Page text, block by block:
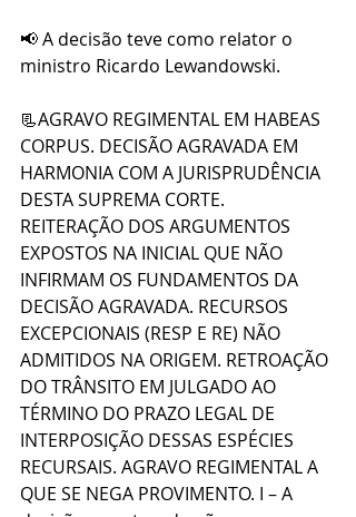
📢 A decisão teve como relator o
ministro Ricardo Lewandowski.
📃AGRAVO REGIMENTAL EM HABEAS
CORPUS. DECISÃO AGRAVADA EM
HARMONIA COM A JURISPRUDÊNCIA
DESTA SUPREMA CORTE.
REITERAÇÃO DOS ARGUMENTOS
EXPOSTOS NA INICIAL QUE NÃO
INFIRMAM OS FUNDAMENTOS DA
DECISÃO AGRAVADA. RECURSOS
EXCEPCIONAIS (RESP E RE) NÃO
ADMITIDOS NA ORIGEM. RETROAÇÃO
DO TRÂNSITO EM JULGADO AO
TÉRMINO DO PRAZO LEGAL DE
INTERPOSIÇÃO DESSAS ESPÉCIES
RECURSAIS. AGRAVO REGIMENTAL A
QUE SE NEGA PROVIMENTO. I – A